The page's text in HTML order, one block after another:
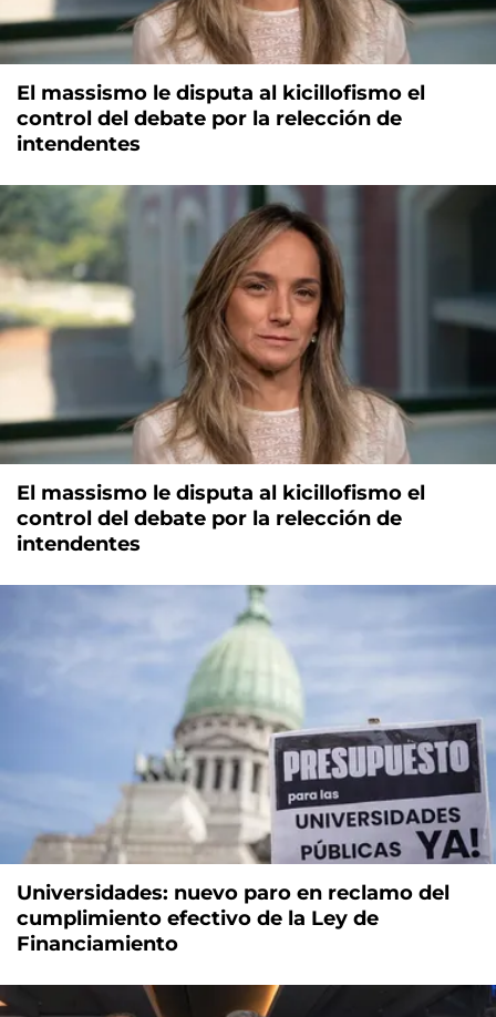
El massismo le disputa al kicillofismo el
control del debate por la relección de
intendentes
El massismo le disputa al kicillofismo el
control del debate por la relección de
intendentes
Universidades: nuevo paro en reclamo del
cumplimiento efectivo de la Ley de
Financiamiento